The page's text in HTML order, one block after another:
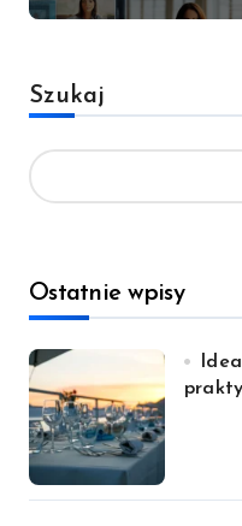
Szukaj
Ostatnie wpisy